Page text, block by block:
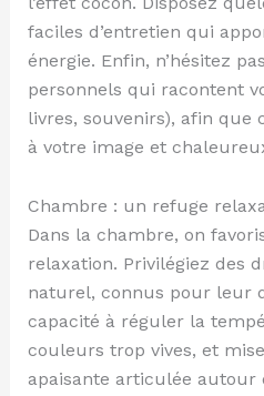
faciles d’entretien qui
énergie. Enfin, n’hésitez
personnels qui racontent
livres, souvenirs), afin que
à votre image et
Chambre : un refuge
Dans la chambre, on
relaxation. Privilégiez des
naturel, connus pour leur
capacité à réguler la
couleurs trop vives, et
apaisante articulée autour